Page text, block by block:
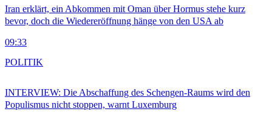
Iran erklärt, ein Abkommen mit Oman über Hormus stehe kurz
bevor, doch die Wiedereröffnung hänge von den USA ab
09:33
INTERVIEW: Die Abschaffung des Schengen-Raums wird den
Populismus nicht stoppen, warnt Luxemburg
POLITIK